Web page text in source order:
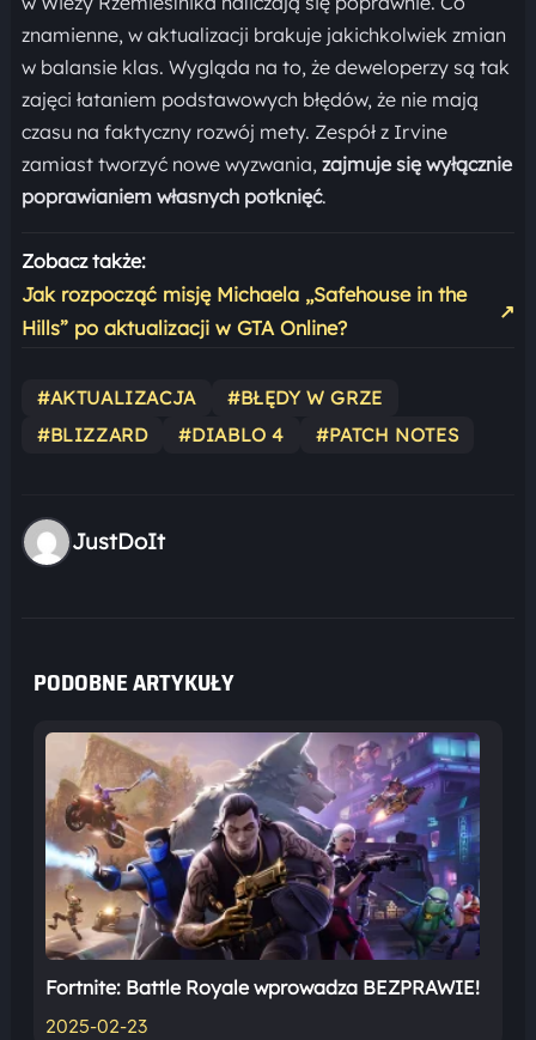
znamienne, w aktualizacji brakuje jakichkolwiek zmian
w balansie klas. Wygląda na to, że deweloperzy są tak
zajęci łataniem podstawowych błędów, że nie mają
czasu na faktyczny rozwój mety. Zespół z Irvine
zamiast tworzyć nowe wyzwania, zajmuje się wyłącznie
poprawianiem własnych potknięć.
Zobacz także:
Jak rozpocząć misję Michaela „Safehouse in the
Hills” po aktualizacji w GTA Online?
↗
#AKTUALIZACJA
#BŁĘDY W GRZE
#BLIZZARD
#DIABLO 4 #PATCH NOTES
JustDoIt
PODOBNE ARTYKUŁY
Fortnite: Battle Royale wprowadza BEZPRAWIE!
2025-02-23